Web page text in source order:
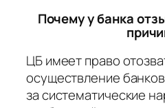
Почему у банка
ЦБ имеет право
осуществление
за систематические